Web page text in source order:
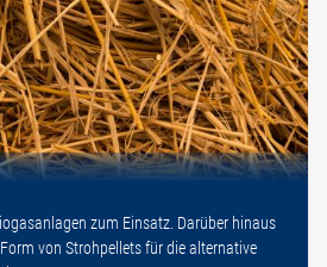
zum Einsatz. Darüber hinaus
von Strohpellets für die alternative